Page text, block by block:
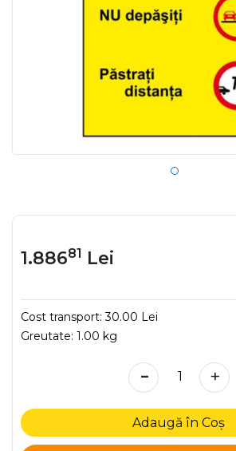
1.88681 Lei
Cost transport:30.00 Lei
Greutate: 1.00 kg
- +
Adaugă în Coș